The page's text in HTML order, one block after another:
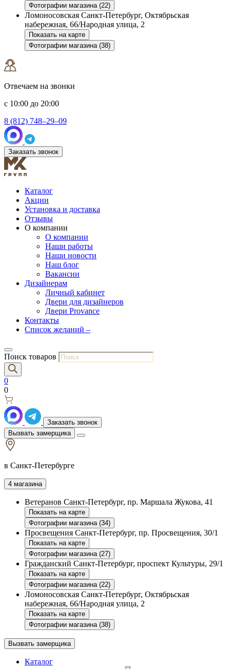
Фотографии магазина (22)
Ломоносовская Санкт-Петербург, Октябрьская
набережная, 66/Народная улица, 2
Показать на карте
Фотографии магазина (38)
Отвечаем на звонки
с 10:00 до 20:00
8 (812) 748–29–09
Заказать звонок
Каталог
Акции
Установка и доставка
Отзывы
О компании
О компании
Наши работы
Наши новости
Наш блог
Вакансии
Дизайнерам
Личный кабинет
Двери для дизайнеров
Двери Provance
Контакты
Список желаний –
Поиск товаров
0
0
Заказать звонок
Вызвать замерщика
в Санкт-Петербурге
4 магазина
Ветеранов Санкт-Петербург, пр. Маршала Жукова, 41
Показать на карте
Фотографии магазина (34)
Просвещения Санкт-Петербург, пр. Просвещения, 30/1
Показать на карте
Фотографии магазина (27)
Гражданский Санкт-Петербург, проспект Культуры, 29/1
Показать на карте
Фотографии магазина (22)
Ломоносовская Санкт-Петербург, Октябрьская
набережная, 66/Народная улица, 2
Показать на карте
Фотографии магазина (38)
Вызвать замерщика
Каталог